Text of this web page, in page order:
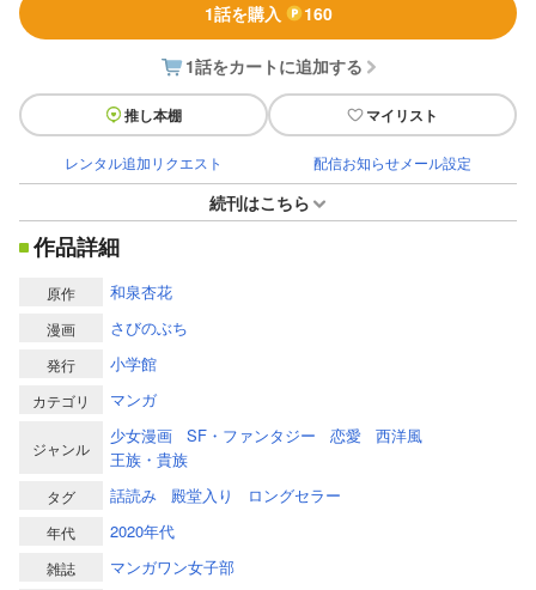
1話を購入 160
1話をカートに追加する
推し本棚 マイリスト
レンタル追加リクエスト 配信お知らせメール設定
続刊はこちら
作品詳細
原作 和泉杏花
漫画 さびのぶち
発行 小学館
カテゴリ マンガ
ジャンル
少女漫画 SF・ファンタジー 恋愛
西洋風
王族・貴族
タグ 話読み 殿堂入り ロングセラー
年代 2020年代
雑誌 マンガワン女子部